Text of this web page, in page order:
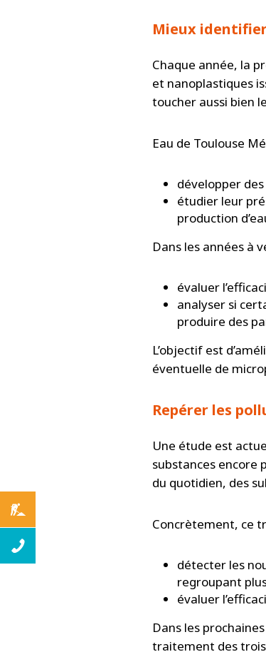
Mieux
Chaque année, la
et nanoplastiques
toucher aussi bien
Eau de Toulouse
développer
étudier leur
production
Dans les années à
évaluer
analyser si
produire des
L’objectif est
éventuelle de
Repérer les
Une étude est
substances encore
du quotidien, des
Concrètement, ce
détecter les
regroupant
évaluer
Dans les
traitement des trois